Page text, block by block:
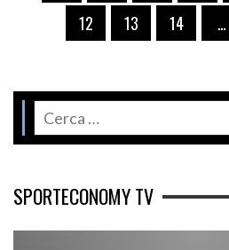
12 13 14 …
SPORTECONOMY TV